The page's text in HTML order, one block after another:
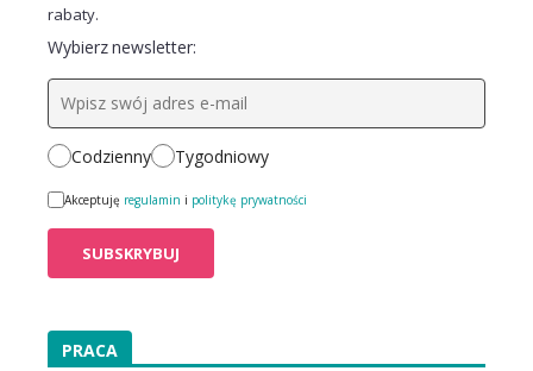
rabaty.
Wybierz newsletter:
Codzienny Tygodniowy
Akceptuję regulamin i politykę prywatności
PRACA